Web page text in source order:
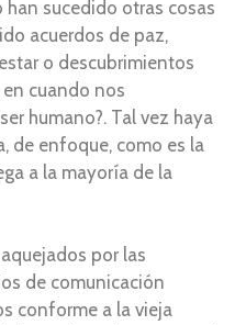
han sucedido otras cosas
acuerdos de paz,
o descubrimientos
cuando nos
humano?. Tal vez haya
de enfoque, como es la
a la mayoría de la
por las
de comunicación
conforme a la vieja